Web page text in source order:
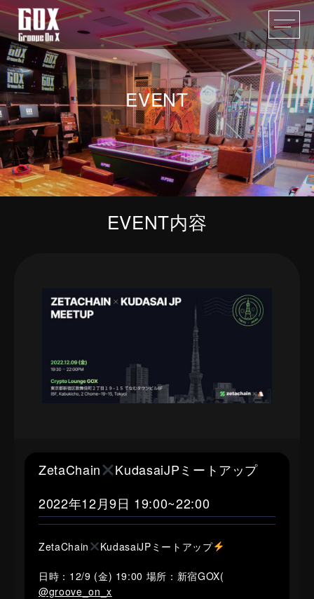
EVENT
EVENT内容
ZetaChain
KudasaiJPミートアップ
2022年12月9日 19:00~22:00
ZetaChain KudasaiJPミートアップ
日時：12/9 (金) 19:00 場所：新宿GOX(
@groove_on_x